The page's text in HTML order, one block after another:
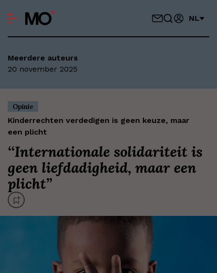
NL
Meerdere auteurs
20 november 2025
Opinie
Kinderrechten verdedigen is geen keuze, maar
een plicht
‘‘Internationale solidariteit is
geen liefdadigheid, maar een
plicht’’